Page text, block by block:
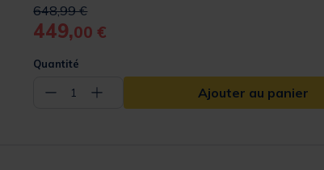
Price reduced from
648,99 €to
449,00 €
Quantité
− 1 + Ajouter au panier